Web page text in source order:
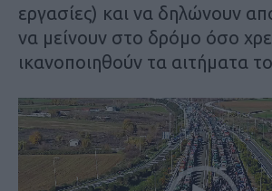
εργασίες) και να δηλώνουν
να μείνουν στο δρόμο όσο
ικανοποιηθούν τα αιτήματα
Πρόγραμμα
Αναπαραγωγής
Βίντεο